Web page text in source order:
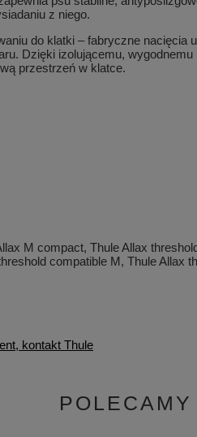
z niego.
do klatki – fabryczne nacięcia
Dzięki izolującemu, wygodnemu
przestrzeń w klatce.
M compact, Thule Allax
compatible M, Thule Allax
kontakt Thule
POLECAMY